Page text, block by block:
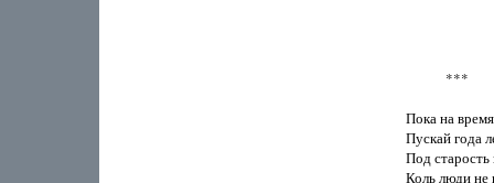
            ***
Пока на
Пускай года
Под
Коль люди не